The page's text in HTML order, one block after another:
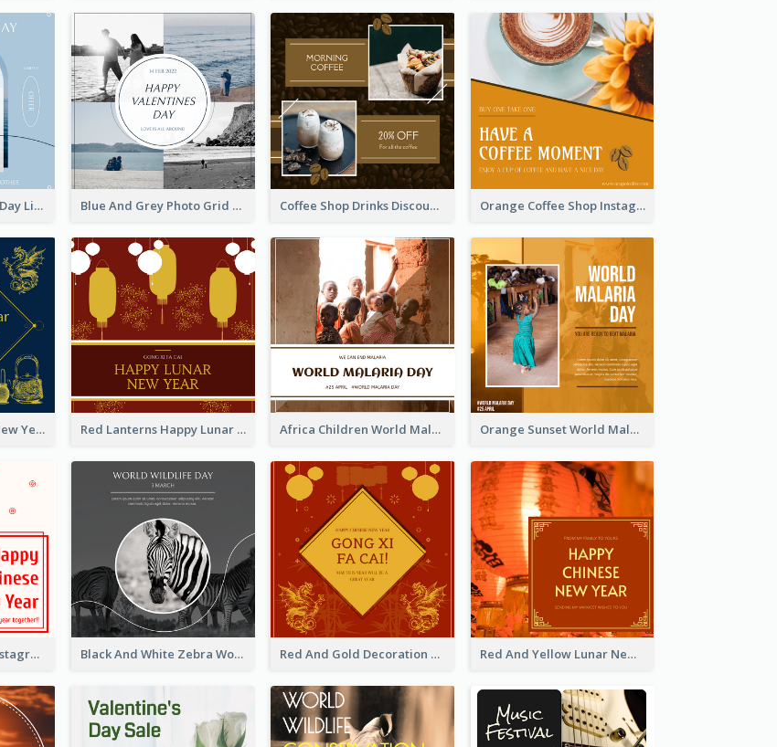
Blue Soft Valentines Day Limited Sale Instagram Post Blue And Grey Photo Grid Valentines Day Instagram Post Coffee Shop Drinks Discount Instagram Post Orange Coffee Shop Instagram Post
Blue Dragon Lunar New Year Instagram Post Red Lanterns Happy Lunar New Year Instagram Post Africa Children World Malaria Day Instagram Post Orange Sunset World Malaria Day Instagram Post
Simple Decorated Instagram Post Of Chinese New Year Black And White Zebra World Wildlife Day Instagram Post Red And Gold Decoration Lunar New Year Instagram Post Red And Yellow Lunar New Year Instagram Post